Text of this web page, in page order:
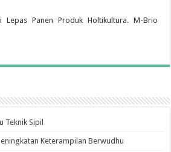
Lepas Panen Produk Holtikultura. M-Brio
Teknik Sipil
Keterampilan Berwudhu